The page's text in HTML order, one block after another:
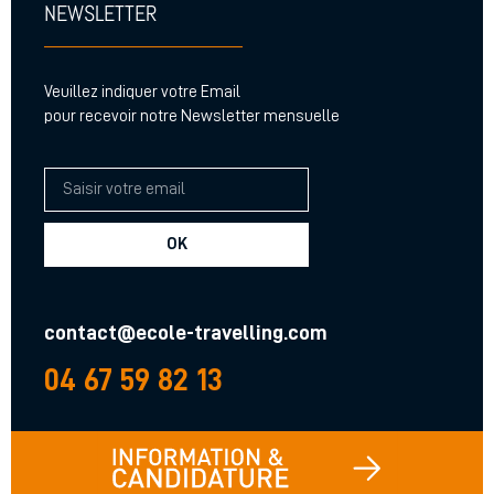
NEWSLETTER
Veuillez indiquer votre Email
pour recevoir notre Newsletter mensuelle
OK
contact@ecole-travelling.com
04 67 59 82 13